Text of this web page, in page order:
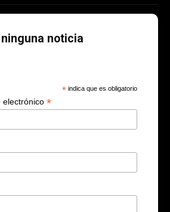
noticia
* indica que es obligatorio
electrónico *